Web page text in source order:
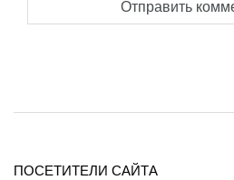
ПОСЕТИТЕЛИ САЙТА